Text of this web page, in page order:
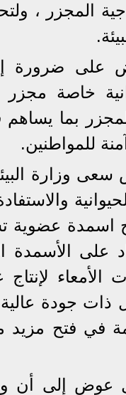
المجزر ،
على ضرورة
بما يساهم
للمواطنين.
وزارة
اسمدة عضوية
على الأسمدة
الأمعاء
ذات جودة
في فتح مزيد
عوض إلى أن